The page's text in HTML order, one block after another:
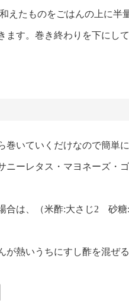
えたものをごはんの上に半
ます。巻き終わりを下にし
巻いていくだけなので簡単
ニーレタス・マヨネーズ・
合は、（米酢:大さじ2 砂
が熱いうちにすし酢を混ぜ